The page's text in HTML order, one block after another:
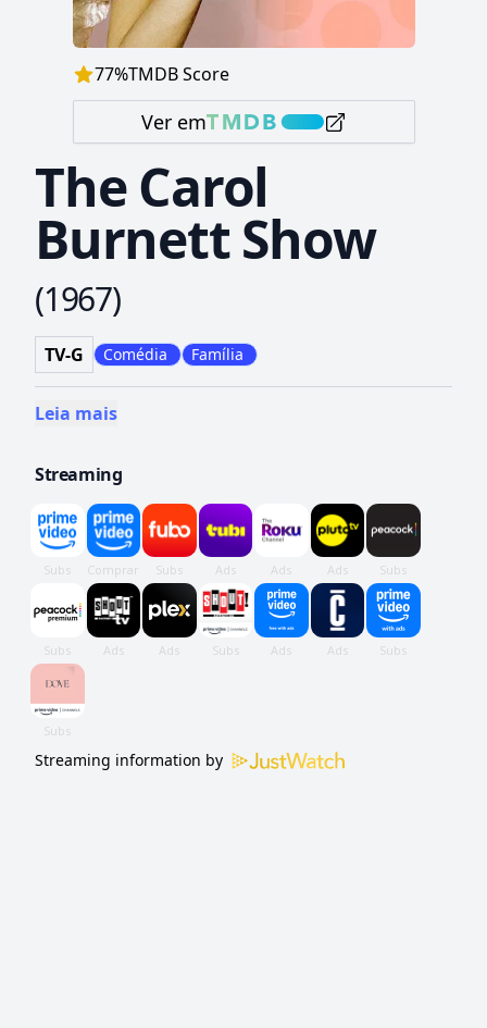
77%TMDB Score
Ver em
The Carol
Burnett Show
(1967)
TV-G Comédia Família
Leia mais
Streaming
Streaming information by